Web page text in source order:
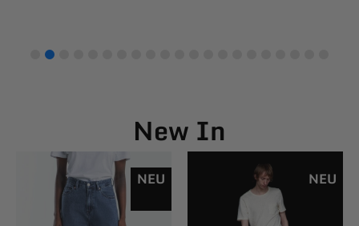
New In
NEU NEU